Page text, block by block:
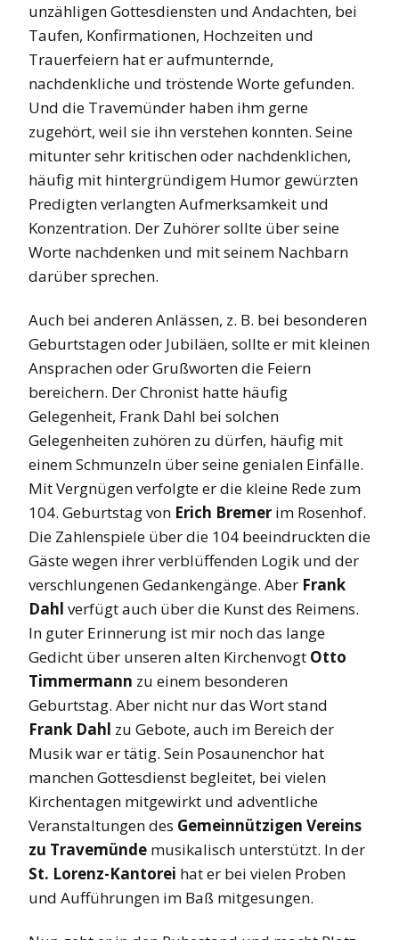
unzähligen Gottesdiensten und Andachten, bei
Taufen, Konfirmationen, Hochzeiten und
Trauerfeiern hat er aufmunternde,
nachdenkliche und tröstende Worte gefunden.
Und die Travemünder haben ihm gerne
zugehört, weil sie ihn verstehen konnten. Seine
mitunter sehr kritischen oder nachdenklichen,
häufig mit hintergründigem Humor gewürzten
Predigten verlangten Aufmerksamkeit und
Konzentration. Der Zuhörer sollte über seine
Worte nachdenken und mit seinem Nachbarn
darüber sprechen.
Auch bei anderen Anlässen, z. B. bei besonderen
Geburtstagen oder Jubiläen, sollte er mit kleinen
Ansprachen oder Grußworten die Feiern
bereichern. Der Chronist hatte häufig
Gelegenheit, Frank Dahl bei solchen
Gelegenheiten zuhören zu dürfen, häufig mit
einem Schmunzeln über seine genialen Einfälle.
Mit Vergnügen verfolgte er die kleine Rede zum
104. Geburtstag von Erich Bremer im Rosenhof.
Die Zahlenspiele über die 104 beeindruckten die
Gäste wegen ihrer verblüffenden Logik und der
verschlungenen Gedankengänge. Aber Frank
Dahl verfügt auch über die Kunst des Reimens.
In guter Erinnerung ist mir noch das lange
Gedicht über unseren alten Kirchenvogt Otto
Timmermann zu einem besonderen
Geburtstag. Aber nicht nur das Wort stand
Frank Dahl zu Gebote, auch im Bereich der
Musik war er tätig. Sein Posaunenchor hat
manchen Gottesdienst begleitet, bei vielen
Kirchentagen mitgewirkt und adventliche
Veranstaltungen des Gemeinnützigen Vereins
zu Travemünde musikalisch unterstützt. In der
St. Lorenz-Kantorei hat er bei vielen Proben
und Aufführungen im Baß mitgesungen.